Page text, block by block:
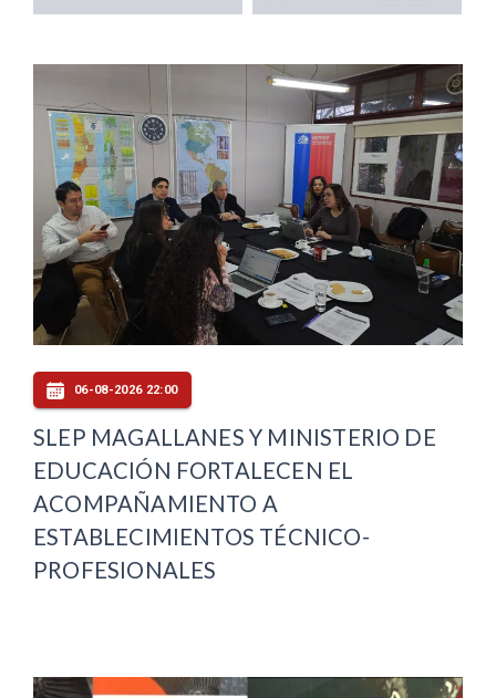
06-08-2026 22:00
SLEP MAGALLANES Y MINISTERIO DE
EDUCACIÓN FORTALECEN EL
ACOMPAÑAMIENTO A
ESTABLECIMIENTOS TÉCNICO-
PROFESIONALES